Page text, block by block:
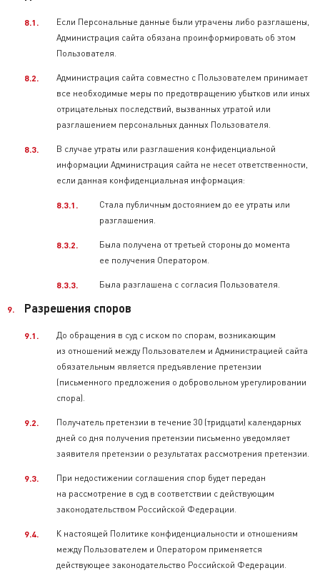
Если Персональные данные были утрачены либо разглашены,
Администрация сайта обязана проинформировать об этом
Пользователя.
Администрация сайта совместно с Пользователем принимает
все необходимые меры по предотвращению убытков или иных
отрицательных последствий, вызванных утратой или
разглашением персональных данных Пользователя.
В случае утраты или разглашения конфиденциальной
информации Администрация сайта не несет ответственности,
если данная конфиденциальная информация:
Стала публичным достоянием до ее утраты или
разглашения.
Была получена от третьей стороны до момента
ее получения Оператором.
Была разглашена с согласия Пользователя.
Разрешения споров
До обращения в суд с иском по спорам, возникающим
из отношений между Пользователем и Администрацией сайта
обязательным является предъявление претензии
(письменного предложения о добровольном урегулировании
спора).
Получатель претензии в течение 30 (тридцати) календарных
дней со дня получения претензии письменно уведомляет
заявителя претензии о результатах рассмотрения претензии.
При недостижении соглашения спор будет передан
на рассмотрение в суд в соответствии с действующим
законодательством Российской Федерации.
К настоящей Политике конфиденциальности и отношениям
между Пользователем и Оператором применяется
действующее законодательство Российской Федерации.